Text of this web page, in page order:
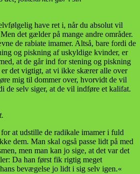
have ret i, når du absolut vil
det gælder på mange andre områder.
de rabiate imamer. Altså, bare fordi de
og piskning af uskyldige kvinder, er
at de går ind for stening og piskning
det vigtigt, at vi ikke skærer alle over
mig til dommer over, hvorvidt de vil
de selv siger, at de vil indføre et kalifat.
at udstille de radikale imamer i fuld
dem. Man skal også passe lidt på med
men man kan jo sige, at det var det
Da han først fik rigtig meget
bevægelse jo lidt i sig selv igen.«